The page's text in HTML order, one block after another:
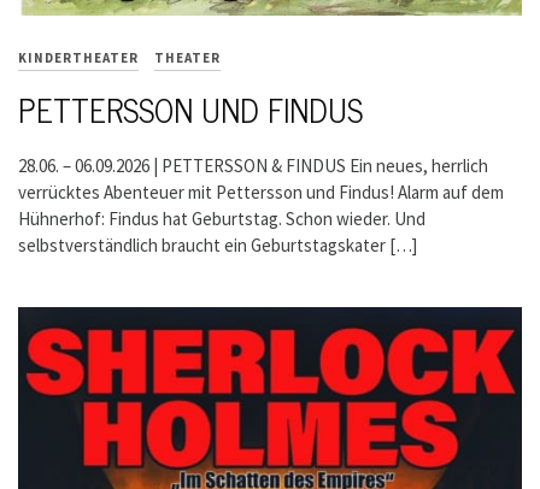
KINDERTHEATER THEATER
PETTERSSON UND FINDUS
28.06. – 06.09.2026 | PETTERSSON & FINDUS Ein neues, herrlich
verrücktes Abenteuer mit Pettersson und Findus! Alarm auf dem
Hühnerhof: Findus hat Geburtstag. Schon wieder. Und
selbstverständlich braucht ein Geburtstagskater […]